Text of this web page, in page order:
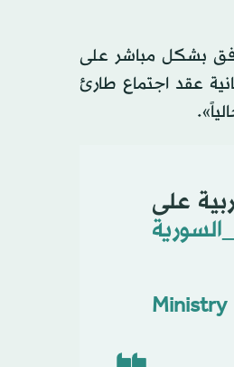
تعد، وفق خبراء تحدثوا لـ«الشرق الأوسط»، الأكبر منذ 2011، وتتوافق بشكل مباشر على
عقد اجتماع طارئ
على